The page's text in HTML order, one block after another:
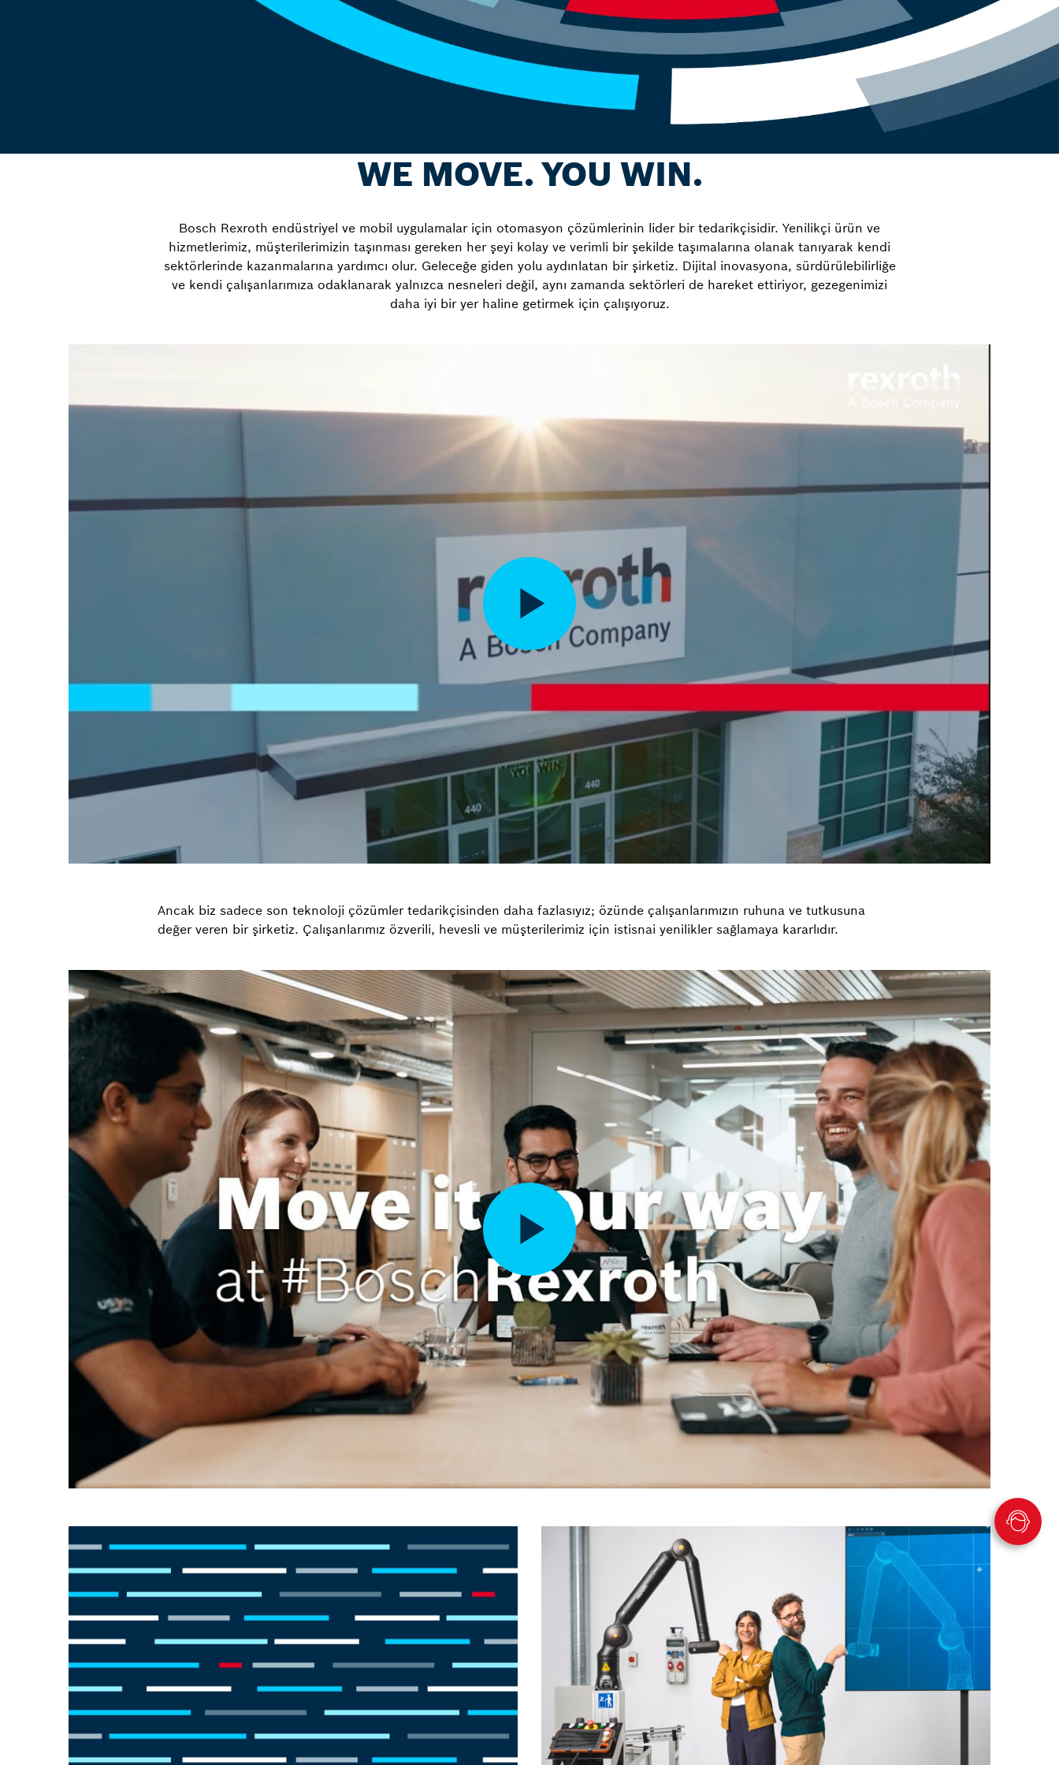
WE MOVE. YOU WIN.
Bosch Rexroth endüstriyel ve mobil uygulamalar için otomasyon çözümlerinin lider bir tedarikçisidir. Yenilikçi ürün ve
hizmetlerimiz, müşterilerimizin taşınması gereken her şeyi kolay ve verimli bir şekilde taşımalarına olanak tanıyarak kendi
sektörlerinde kazanmalarına yardımcı olur. Geleceğe giden yolu aydınlatan bir şirketiz. Dijital inovasyona, sürdürülebilirliğe
ve kendi çalışanlarımıza odaklanarak yalnızca nesneleri değil, aynı zamanda sektörleri de hareket ettiriyor, gezegenimizi
daha iyi bir yer haline getirmek için çalışıyoruz.
Ancak biz sadece son teknoloji çözümler tedarikçisinden daha fazlasıyız; özünde çalışanlarımızın ruhuna ve tutkusuna
değer veren bir şirketiz. Çalışanlarımız özverili, hevesli ve müşterilerimiz için istisnai yenilikler sağlamaya kararlıdır.